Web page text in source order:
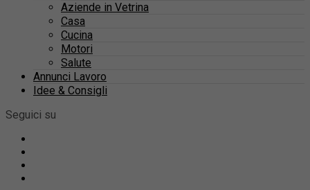
Aziende in Vetrina
Casa
Cucina
Motori
Salute
Annunci Lavoro
Idee & Consigli
Seguici su